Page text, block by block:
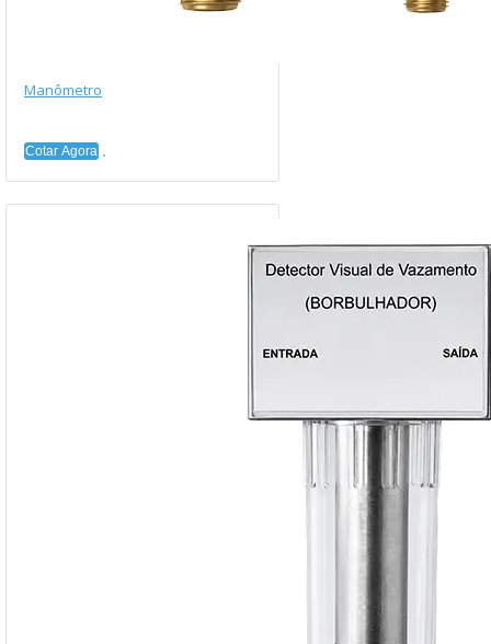
Manômetro
Cotar Agora